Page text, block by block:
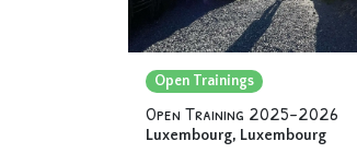
Open Trainings
Open Training 2025-2026
Luxembourg, Luxembourg